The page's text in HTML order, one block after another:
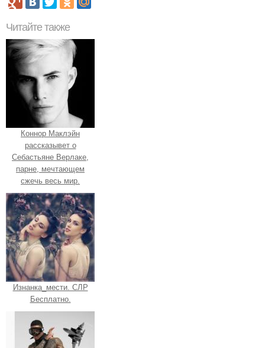
Читайте также
Коннор Маклэйн
рассказывет о
Себастьяне Верлаке,
парне, мечтающем
сжечь весь мир.
Изнанка_мести. СЛР
Бесплатно.